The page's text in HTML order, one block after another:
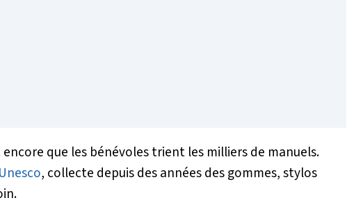
que les bénévoles trient les milliers de manuels.
Unesco, collecte depuis des années des gommes, stylos